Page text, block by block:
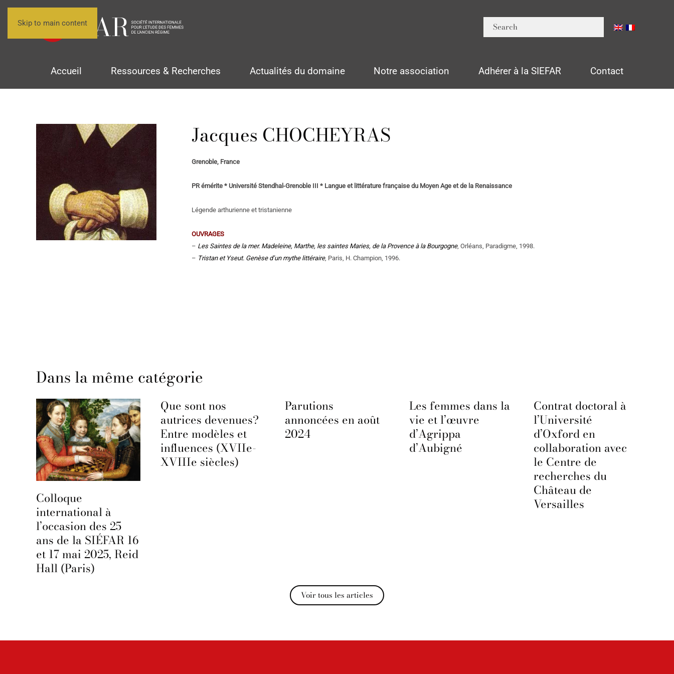
Skip to main content
Accueil Ressources & Recherches Actualités du domaine Notre association Adhérer à la SIEFAR Contact
Jacques CHOCHEYRAS
Grenoble, France
PR émérite * Université Stendhal-Grenoble III * Langue et littérature française du Moyen Age et de la Renaissance
Légende arthurienne et tristanienne
OUVRAGES
– Les Saintes de la mer. Madeleine, Marthe, les saintes Maries, de la Provence à la Bourgogne, Orléans, Paradigme, 1998.
– Tristan et Yseut. Genèse d’un mythe littéraire, Paris, H. Champion, 1996.
Dans la même catégorie
Colloque
international à
l’occasion des 25
ans de la SIÉFAR 16
et 17 mai 2025, Reid
Hall (Paris)
Que sont nos
autrices devenues?
Entre modèles et
influences (XVIIe-
XVIIIe siècles)
Parutions
annoncées en août
2024
Les femmes dans la
vie et l’œuvre
d’Agrippa
d’Aubigné
Contrat doctoral à
l’Université
d’Oxford en
collaboration avec
le Centre de
recherches du
Château de
Versailles
Voir tous les articles